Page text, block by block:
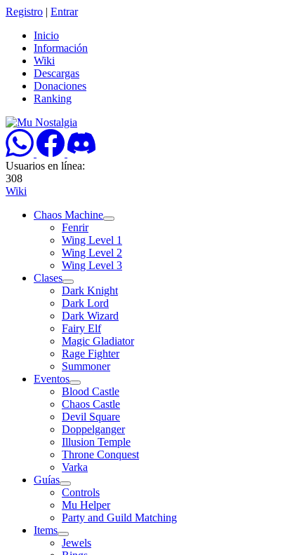
Registro | Entrar
Inicio
Información
Wiki
Descargas
Donaciones
Ranking
Usuarios en línea:
308
Wiki
Chaos Machine
Fenrir
Wing Level 1
Wing Level 2
Wing Level 3
Clases
Dark Knight
Dark Lord
Dark Wizard
Fairy Elf
Magic Gladiator
Rage Fighter
Summoner
Eventos
Blood Castle
Chaos Castle
Devil Square
Doppelganger
Illusion Temple
Throne Conquest
Varka
Guías
Controls
Mu Helper
Party and Guild Matching
Items
Jewels